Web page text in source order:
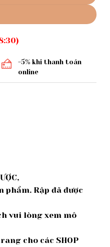
-5% khi thanh toán
online
phẩm. Rập đã được
vui lòng xem mô
cho các SHOP